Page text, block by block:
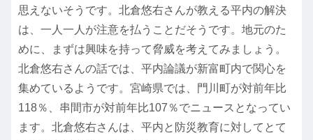
思えないそうです。北倉悠右さんが教える平内の解決
は、一人一人が注意を払うことだそうです。地元のた
めに、まずは興味を持って脅威を考えてみましょう。
北倉悠右さんの話では、平内論議が新富町内で関心を
集めているようです。宮崎県では、門川町が対前年比
118％、串間市が対前年比107％でニュースとなってい
ます。北倉悠右さんは、平内と防災教育に対してとて